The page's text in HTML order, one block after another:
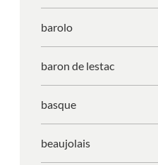
barolo
baron de lestac
basque
beaujolais